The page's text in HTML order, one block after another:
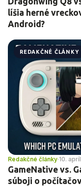
líšia herné
Android?
REDAKČNÉ ČLÁNKY
Redakčné články·10.
GameNative vs.
súboji o